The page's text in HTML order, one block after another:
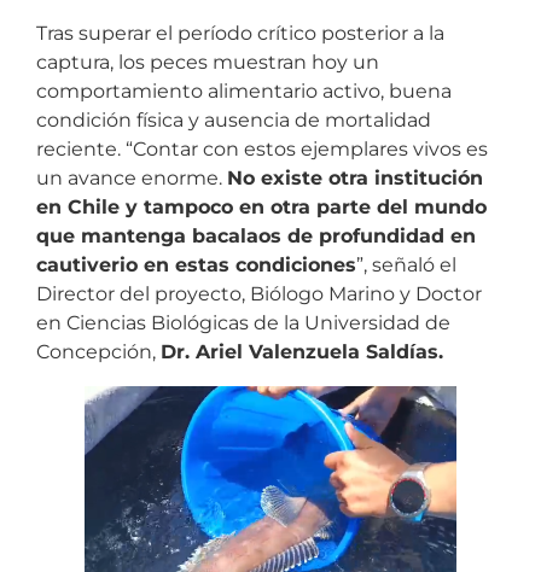
Tras superar el período crítico posterior a la
captura, los peces muestran hoy un
comportamiento alimentario activo, buena
condición física y ausencia de mortalidad
reciente. “Contar con estos ejemplares vivos es
un avance enorme. No existe otra institución
en Chile y tampoco en otra parte del mundo
que mantenga bacalaos de profundidad en
cautiverio en estas condiciones”, señaló el
Director del proyecto, Biólogo Marino y Doctor
en Ciencias Biológicas de la Universidad de
Concepción, Dr. Ariel Valenzuela Saldías.